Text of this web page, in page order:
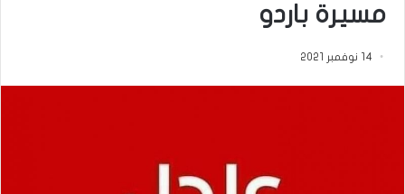
مسيرة باردو
14 نوفمبر 2021